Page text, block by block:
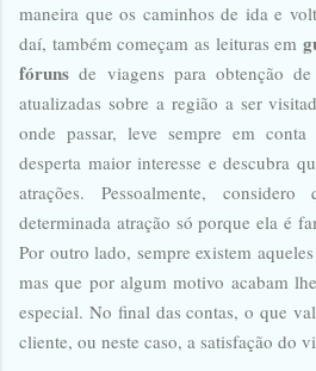
maneira que os caminhos de ida e
daí, também começam as leituras em
fóruns de viagens para obtenção
atualizadas sobre a região a ser
onde passar, leve sempre em
desperta maior interesse e descubra
atrações. Pessoalmente,
determinada atração só porque ela é
Por outro lado, sempre existem
mas que por algum motivo acabam
especial. No final das contas, o que
cliente, ou neste caso, a satisfação do